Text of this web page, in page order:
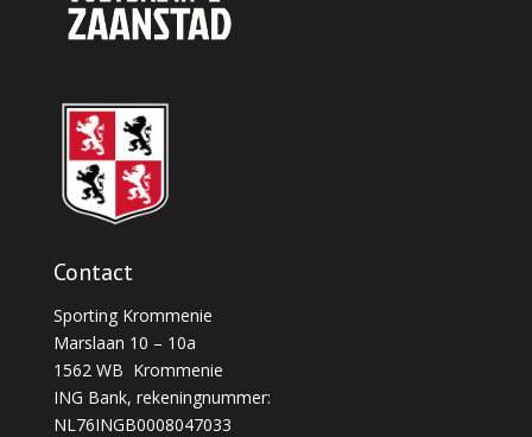
Contact
Sporting Krommenie
Marslaan 10 – 10a
1562 WB Krommenie
ING Bank, rekeningnummer:
NL76INGB0008047033